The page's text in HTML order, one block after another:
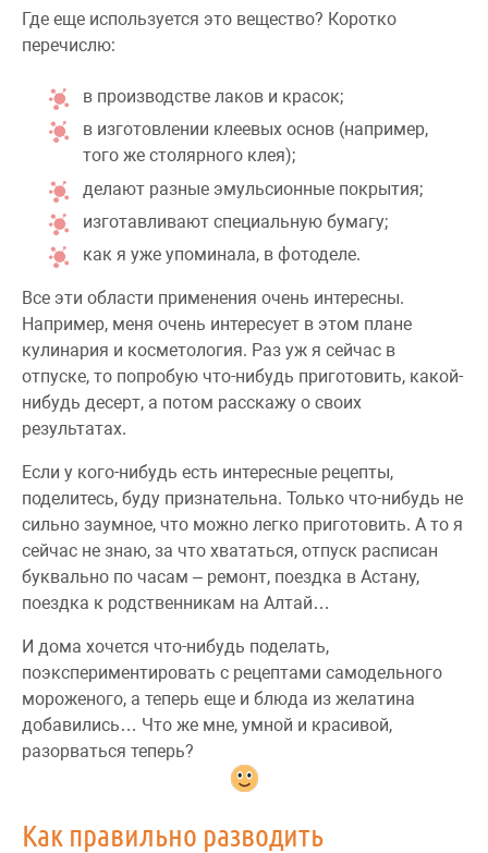
Где еще используется это вещество? Коротко
перечислю:
в производстве лаков и красок;
в изготовлении клеевых основ (например,
того же столярного клея);
делают разные эмульсионные покрытия;
изготавливают специальную бумагу;
как я уже упоминала, в фотоделе.
Все эти области применения очень интересны.
Например, меня очень интересует в этом плане
кулинария и косметология. Раз уж я сейчас в
отпуске, то попробую что-нибудь приготовить, какой-
нибудь десерт, а потом расскажу о своих
результатах.
Если у кого-нибудь есть интересные рецепты,
поделитесь, буду признательна. Только что-нибудь не
сильно заумное, что можно легко приготовить. А то я
сейчас не знаю, за что хвататься, отпуск расписан
буквально по часам – ремонт, поездка в Астану,
поездка к родственникам на Алтай…
И дома хочется что-нибудь поделать,
поэкспериментировать с рецептами самодельного
мороженого, а теперь еще и блюда из желатина
добавились… Что же мне, умной и красивой,
разорваться теперь?
Как правильно разводить